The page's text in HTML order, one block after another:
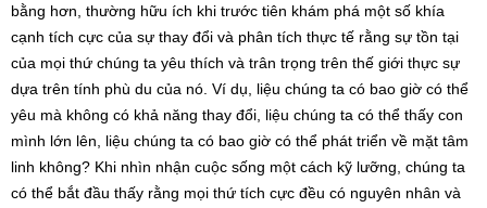
bằng hơn, thường hữu ích khi trước tiên khám phá một số khía
cạnh tích cực của sự thay đổi và phân tích thực tế rằng sự tồn tại
của mọi thứ chúng ta yêu thích và trân trọng trên thế giới thực sự
dựa trên tính phù du của nó. Ví dụ, liệu chúng ta có bao giờ có thể
yêu mà không có khả năng thay đổi, liệu chúng ta có thể thấy con
mình lớn lên, liệu chúng ta có bao giờ có thể phát triển về mặt tâm
linh không? Khi nhìn nhận cuộc sống một cách kỹ lưỡng, chúng ta
có thể bắt đầu thấy rằng mọi thứ tích cực đều có nguyên nhân và